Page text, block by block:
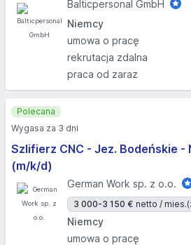
Balticpersonal GmbH
Niemcy
umowa o pracę
rekrutacja zdalna
praca od zaraz
Szlifierz CNC - Jez. Bodeńskie
(m/k/d)
German Work sp. z o.o.
3 000-3 150 € netto / mies.
Niemcy
umowa o pracę
Polecana
Wygasa za 3 dni